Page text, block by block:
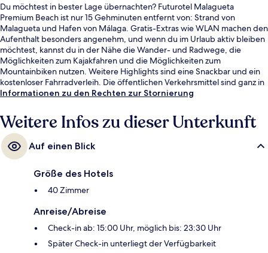
Du möchtest in bester Lage übernachten? Futurotel Malagueta
Premium Beach ist nur 15 Gehminuten entfernt von: Strand von
Malagueta und Hafen von Málaga. Gratis-Extras wie WLAN machen den
Aufenthalt besonders angenehm, und wenn du im Urlaub aktiv bleiben
möchtest, kannst du in der Nähe die Wander- und Radwege, die
Möglichkeiten zum Kajakfahren und die Möglichkeiten zum
Mountainbiken nutzen. Weitere Highlights sind eine Snackbar und ein
kostenloser Fahrradverleih. Die öffentlichen Verkehrsmittel sind ganz in
der Nähe: Zur U-Bahn (Metrostation La Malagueta) sind es nur 5
Informationen zu den Rechten zur Stornierung
Weitere Infos zu dieser Unterkunft
Auf einen Blick
Größe des Hotels
40 Zimmer
Anreise/Abreise
Check-in ab: 15:00 Uhr, möglich bis: 23:30 Uhr
Später Check-in unterliegt der Verfügbarkeit